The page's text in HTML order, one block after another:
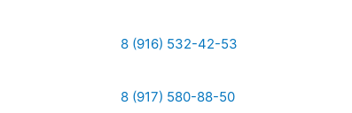
8 (916) 532-42-53
8 (917) 580-88-50